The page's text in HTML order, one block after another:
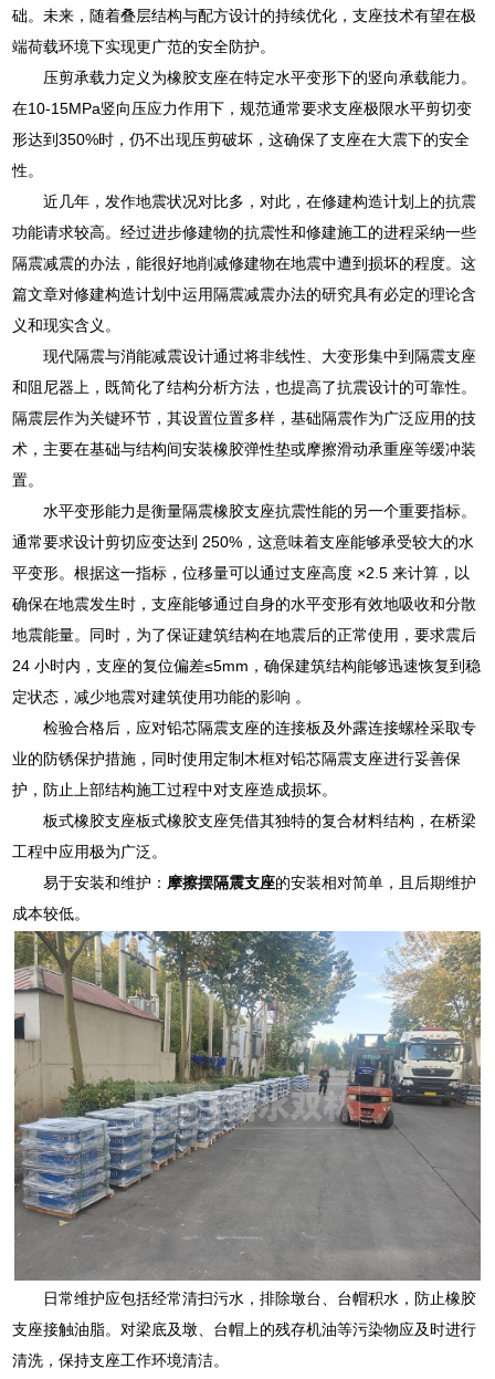
础。未来，随着叠层结构与配方设计的持续优化，支座技术有望在极
端荷载环境下实现更广范的安全防护。
压剪承载力定义为橡胶支座在特定水平变形下的竖向承载能力。
在10-15MPa竖向压应力作用下，规范通常要求支座极限水平剪切变
形达到350%时，仍不出现压剪破坏，这确保了支座在大震下的安全
性。
近几年，发作地震状况对比多，对此，在修建构造计划上的抗震
功能请求较高。经过进步修建物的抗震性和修建施工的进程采纳一些
隔震减震的办法，能很好地削减修建物在地震中遭到损坏的程度。这
篇文章对修建构造计划中运用隔震减震办法的研究具有必定的理论含
义和现实含义。
现代隔震与消能减震设计通过将非线性、大变形集中到隔震支座
和阻尼器上，既简化了结构分析方法，也提高了抗震设计的可靠性。
隔震层作为关键环节，其设置位置多样，基础隔震作为广泛应用的技
术，主要在基础与结构间安装橡胶弹性垫或摩擦滑动承重座等缓冲装
置。
水平变形能力是衡量隔震橡胶支座抗震性能的另一个重要指标。
通常要求设计剪切应变达到 250%，这意味着支座能够承受较大的水
平变形。根据这一指标，位移量可以通过支座高度 ×2.5 来计算，以
确保在地震发生时，支座能够通过自身的水平变形有效地吸收和分散
地震能量。同时，为了保证建筑结构在地震后的正常使用，要求震后
24 小时内，支座的复位偏差≤5mm，确保建筑结构能够迅速恢复到稳
定状态，减少地震对建筑使用功能的影响 。
检验合格后，应对铅芯隔震支座的连接板及外露连接螺栓采取专
业的防锈保护措施，同时使用定制木框对铅芯隔震支座进行妥善保
护，防止上部结构施工过程中对支座造成损坏。
板式橡胶支座板式橡胶支座凭借其独特的复合材料结构，在桥梁
工程中应用极为广泛。
易于安装和维护： 摩擦摆隔震支座的安装相对简单，且后期维护
成本较低。
日常维护应包括经常清扫污水，排除墩台、台帽积水，防止橡胶
支座接触油脂。对梁底及墩、台帽上的残存机油等污染物应及时进行
清洗，保持支座工作环境清洁。